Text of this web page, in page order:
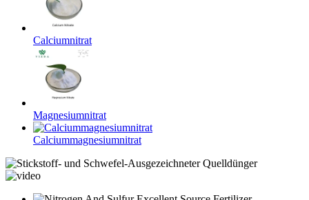
Calciumnitrat
Magnesiumnitrat
Calciummagnesiumnitrat